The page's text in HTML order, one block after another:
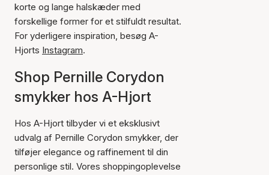
korte og lange halskæder med
forskellige former for et stilfuldt resultat.
For yderligere inspiration, besøg A-
Hjorts Instagram.
Shop Pernille Corydon
smykker hos A-Hjort
Hos A-Hjort tilbyder vi et eksklusivt
udvalg af Pernille Corydon smykker, der
tilføjer elegance og raffinement til din
personlige stil. Vores shoppingoplevelse